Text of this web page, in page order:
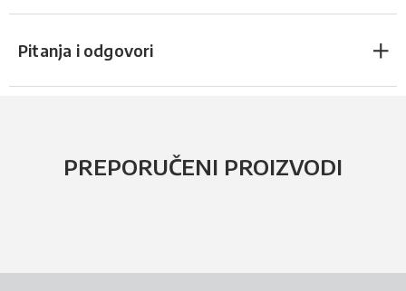
Pitanja i odgovori
PREPORUČENI PROIZVODI